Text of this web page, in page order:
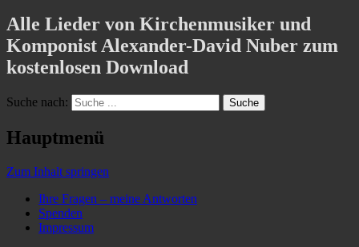
Alle Lieder von Kirchenmusiker und
Komponist Alexander-David Nuber zum
kostenlosen Download
Suche nach:
Hauptmenü
Zum Inhalt springen
Ihre Fragen – meine Antworten
Spenden
Impressum